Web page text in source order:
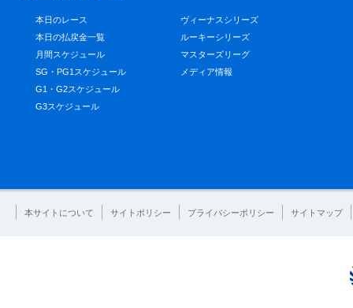
本日のレース
本日の払戻金一覧
月間スケジュール
SG・PG1スケジュール
G1・G2スケジュール
G3スケジュール
ヴィーナスシリーズ
ルーキーシリーズ
マスターズリーグ
メディア情報
本サイトについて サイトポリシー プライバシーポリシー サイトマップ